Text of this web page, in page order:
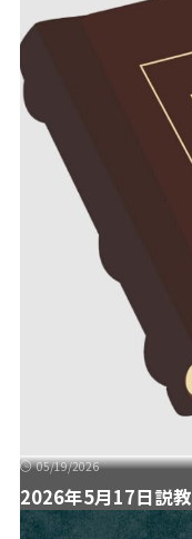
05/19/2026
2026年5月17日説教